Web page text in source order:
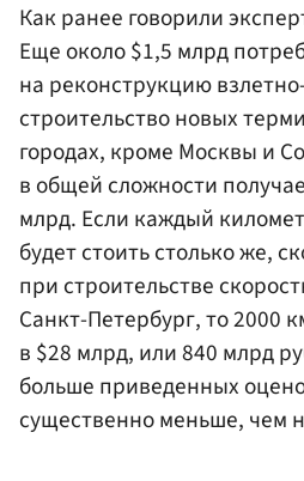
Как ранее говорили
Еще около $1,5 млрд
на реконструкцию
строительство новых
городах, кроме Москвы и
в общей сложности
млрд. Если каждый
будет стоить столько же,
при строительстве
Санкт-Петербург, то 2000
в $28 млрд, или 840 млрд
больше приведенных
существенно меньше, чем